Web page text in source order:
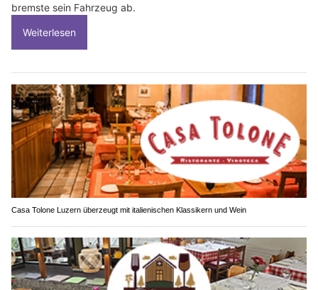
bremste sein Fahrzeug ab.
Weiterlesen
Casa Tolone Luzern überzeugt mit italienischen Klassikern und Wein